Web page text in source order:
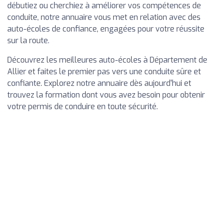
débutiez ou cherchiez à améliorer vos compétences de
conduite, notre annuaire vous met en relation avec des
auto-écoles de confiance, engagées pour votre réussite
sur la route.
Découvrez les meilleures auto-écoles à Département de
Allier et faites le premier pas vers une conduite sûre et
confiante. Explorez notre annuaire dès aujourd'hui et
trouvez la formation dont vous avez besoin pour obtenir
votre permis de conduire en toute sécurité.